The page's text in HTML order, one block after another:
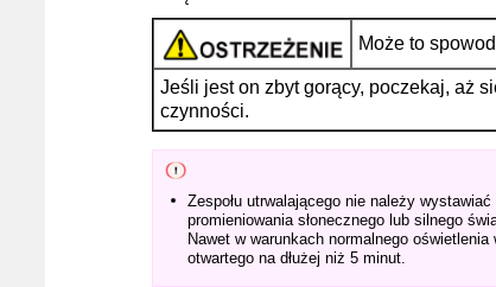
Może to
Jeśli jest on zbyt gorący, poczekaj, aż
czynności.
Zespołu utrwalającego nie należy
promieniowania słonecznego lub silnego
Nawet w warunkach normalnego
otwartego na dłużej niż 5 minut.